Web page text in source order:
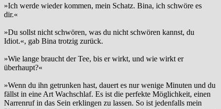
»Ich werde wieder kommen, mein Schatz. Bina, ich schwöre es
dir.«
»Du sollst nicht schwören, was du nicht schwören kannst, du
Idiot.«, gab Bina trotzig zurück.
»Wie lange braucht der Tee, bis er wirkt, und wie wirkt er
überhaupt?«
»Wenn du ihn getrunken hast, dauert es nur wenige Minuten und du
fällst in eine Art Wachschlaf. Es ist die perfekte Möglichkeit, einen
Narrenruf in das Sein erklingen zu lassen. So ist jedenfalls mein